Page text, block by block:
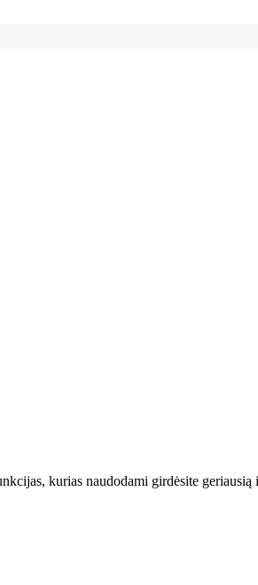
kurias naudodami girdėsite